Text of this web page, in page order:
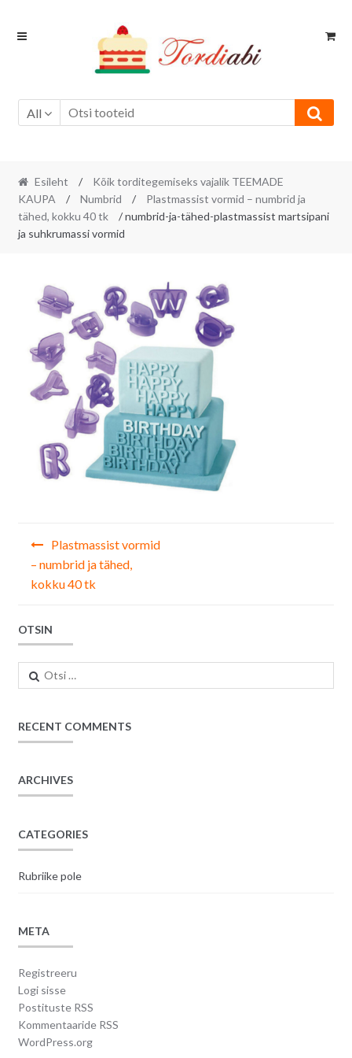
Skip
Skip
All
Esileht /
Kõik torditegemiseks vajalik TEEMADE
KAUPA
/ Numbrid /
Plastmassist vormid – numbrid ja
tähed, kokku 40 tk
/ numbrid-ja-tähed-plastmassist martsipani
ja suhkrumassi vormid
Navigeerimine
Plastmassist vormid
– numbrid ja tähed,
kokku 40 tk
OTSIN
Otsi:
RECENT COMMENTS
ARCHIVES
CATEGORIES
Rubriike pole
META
Registreeru
Logi sisse
Postituste RSS
Kommentaaride RSS
WordPress.org